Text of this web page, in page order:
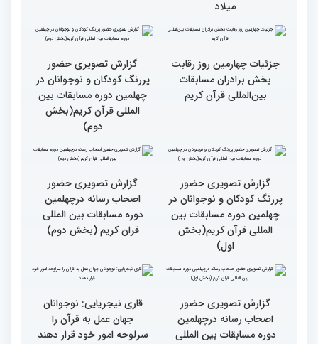
گزارش تصویری سومین روز
رقابت بخش بانوان چهلمین
دوره مسابقات بین المللی
رقابت بخش بانوان چهلمین
دوره مسابقات بین المللی
قرآن کریم (بخش اول)
نمایشگاهی چهلمین دوره
مسابقات بین المللی قران
کریم(بخش دوم)
گزارش تصویری حضور
مهمانان در غرفه های
نمایشگاهی چهلمین دوره
مسابقات بین المللی قران
کریم(بخش اول)
گزارش تصویری بازدید
متسابقین چهلمین دوره
مسابقات بین المللی قرآن
کریم از حسینیه جماران
مردم مفاهیم و تعالیم قرآن
را در زندگی به کار گیرند